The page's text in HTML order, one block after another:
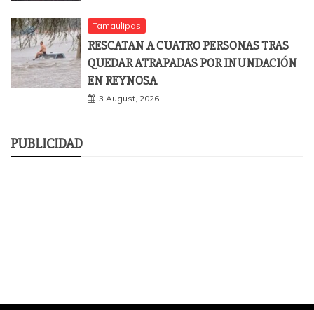
Tamaulipas
RESCATAN A CUATRO PERSONAS TRAS
QUEDAR ATRAPADAS POR INUNDACIÓN
EN REYNOSA
3 August, 2026
PUBLICIDAD